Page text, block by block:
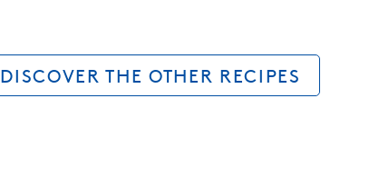
DISCOVER THE OTHER RECIPES